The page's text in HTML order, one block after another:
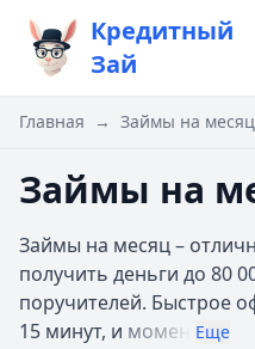
Кредитный
Зай
Главная → Займы на месяц
Займы на
Займы на месяц –
получить деньги до 80
поручителей. Быстрое
15 минут, и момен Еще